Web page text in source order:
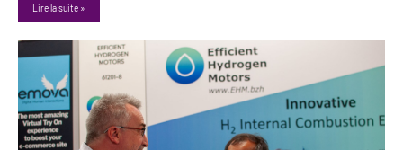
Lire la suite